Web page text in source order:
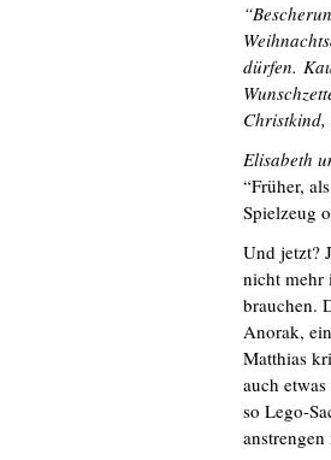
dürfen.
Christkind,
Elisabeth
“Früher,
Spielzeug
Und jetzt?
nicht mehr
brauchen.
Anorak,
Matthias
auch
so Lego-
anstrengen